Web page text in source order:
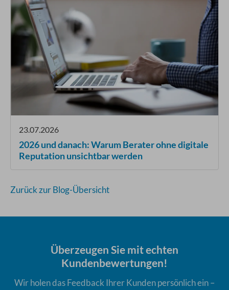
23.07.2026
2026 und danach: Warum Berater ohne digitale
Reputation unsichtbar werden
Zurück zur Blog-Übersicht
Überzeugen Sie mit echten
Kundenbewertungen!
Wir holen das Feedback Ihrer Kunden persönlich ein –